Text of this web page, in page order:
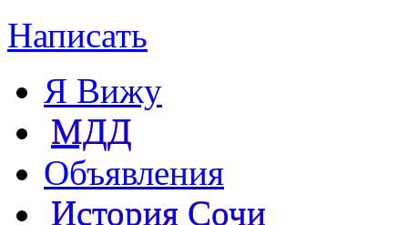
Написать
Я Вижу
МДД
Объявления
История Сочи